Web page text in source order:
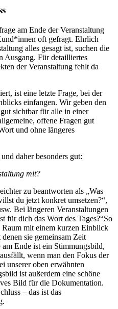
am Ende der Veranstaltung
oft gefragt. Ehrlich
alles gesagt ist, suchen die
Ausgang. Für detailliertes
der Veranstaltung fehlt da
ist eine letzte Frage, bei der
einfangen. Wir geben den
sichtbar für alle in einer
offene Fragen gut
und ohne längeres
daher besonders gut:
mit?
zu beantworten als „Was
du jetzt konkret umsetzen?“,
Bei längeren Veranstaltungen
für dich das Wort des Tages?“So
Raum mit einem kurzen Einblick
sie gemeinsam Zeit
Ende ist ein Stimmungsbild,
wenn man den Fokus der
unserer oben erwähnten
ist außerdem eine schöne
Bild für die Dokumentation.
– das ist das